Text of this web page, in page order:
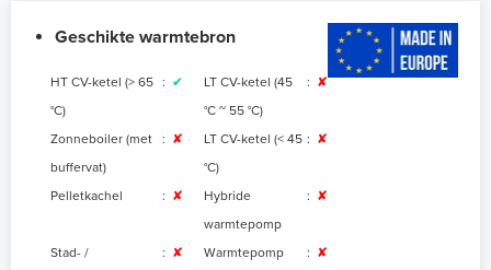
Geschikte warmtebron
HT CV-ketel (> 65
°C)
: ✔
LT CV-ketel (45
°C ~ 55 °C)
: ✘
Zonneboiler (met
buffervat)
: ✘
LT CV-ketel (< 45
°C)
: ✘
Pelletkachel : ✘
Hybride
warmtepomp
: ✘
Stad- /
: ✘ Warmtepomp : ✘